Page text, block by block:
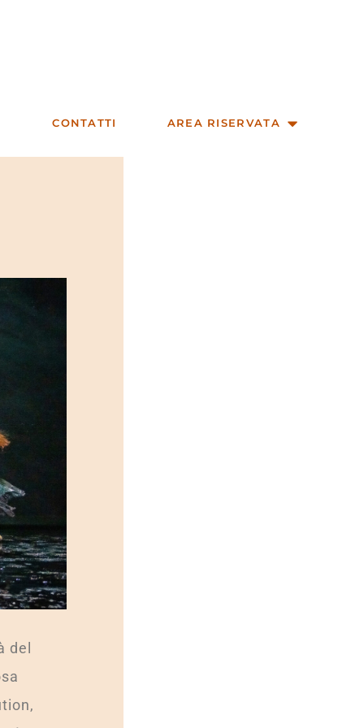
CONTATTI AREA RISERVATA
del